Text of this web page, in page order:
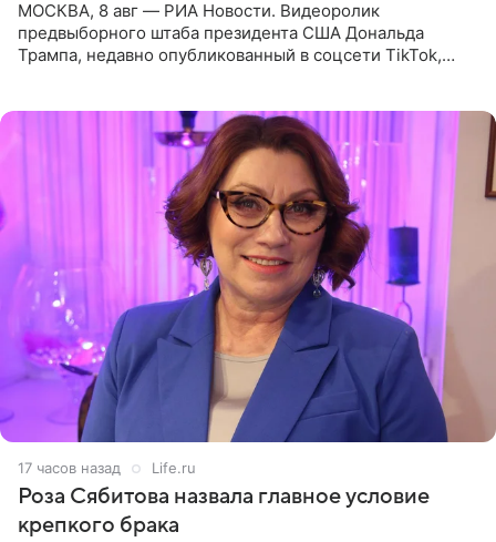
МОСКВА, 8 авг — РИА Новости. Видеоролик
предвыборного штаба президента США Дональда
Трампа, недавно опубликованный в соцсети TikTok,
17 часов назад Life.ru
Роза Сябитова назвала главное условие
крепкого брака